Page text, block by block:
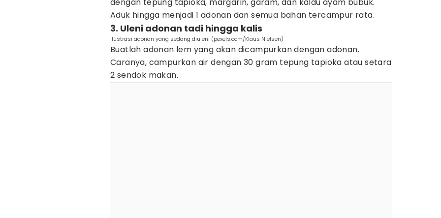
Aduk hingga menjadi 1 adonan dan semua bahan tercampur rata.
3. Uleni adonan tadi hingga kalis
ilustrasi adonan yang sedang diuleni (pexels.com/Klaus Nielsen)
Buatlah adonan lem yang akan dicampurkan dengan adonan.
Caranya, campurkan air dengan 30 gram tepung tapioka atau setara
2 sendok makan.